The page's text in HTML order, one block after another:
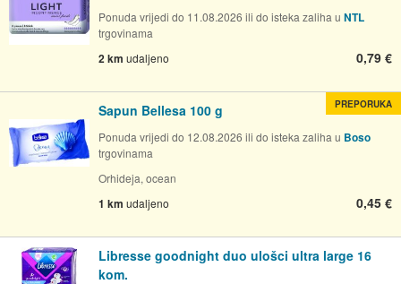
Ponuda vrijedi do 11.08.2026 ili do isteka zaliha u NTL
trgovinama
2 km udaljeno 0,79 €
Sapun Bellesa 100 g
Ponuda vrijedi do 12.08.2026 ili do isteka zaliha u Boso
trgovinama
Orhideja, ocean
1 km udaljeno 0,45 €
PREPORUKA
Libresse goodnight duo ulošci ultra large 16
kom.